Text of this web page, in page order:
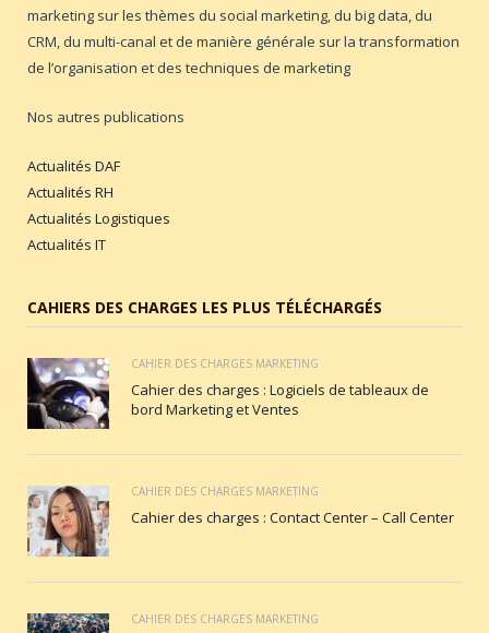
marketing sur les thèmes du social marketing, du big data, du
CRM, du multi-canal et de manière générale sur la transformation
de l’organisation et des techniques de marketing
Nos autres publications
Actualités DAF
Actualités RH
Actualités Logistiques
Actualités IT
CAHIERS DES CHARGES LES PLUS TÉLÉCHARGÉS
CAHIER DES CHARGES MARKETING
Cahier des charges : Logiciels de tableaux de
bord Marketing et Ventes
CAHIER DES CHARGES MARKETING
Cahier des charges : Contact Center – Call Center
CAHIER DES CHARGES MARKETING